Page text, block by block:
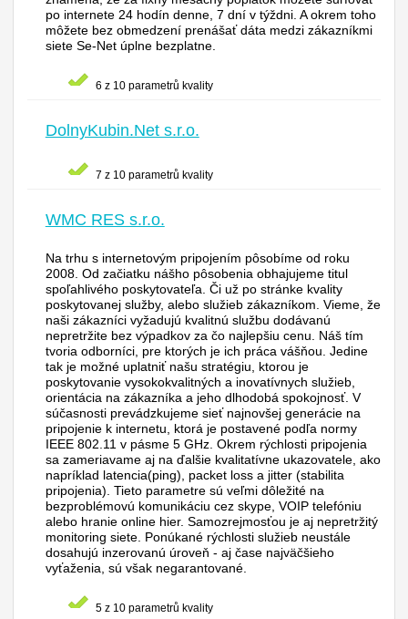
po internete 24 hodín denne, 7 dní v týždni. A okrem toho
môžete bez obmedzení prenášať dáta medzi zákazníkmi
siete Se-Net úplne bezplatne.
6 z 10 parametrů kvality
DolnyKubin.Net s.r.o.
7 z 10 parametrů kvality
WMC RES s.r.o.
Na trhu s internetovým pripojením pôsobíme od roku
2008. Od začiatku nášho pôsobenia obhajujeme titul
spoľahlivého poskytovateľa. Či už po stránke kvality
poskytovanej služby, alebo služieb zákazníkom. Vieme, že
naši zákazníci vyžadujú kvalitnú službu dodávanú
nepretržite bez výpadkov za čo najlepšiu cenu. Náš tím
tvoria odborníci, pre ktorých je ich práca vášňou. Jedine
tak je možné uplatniť našu stratégiu, ktorou je
poskytovanie vysokokvalitných a inovatívnych služieb,
orientácia na zákazníka a jeho dlhodobá spokojnosť. V
súčasnosti prevádzkujeme sieť najnovšej generácie na
pripojenie k internetu, ktorá je postavené podľa normy
IEEE 802.11 v pásme 5 GHz. Okrem rýchlosti pripojenia
sa zameriavame aj na ďalšie kvalitatívne ukazovatele, ako
napríklad latencia(ping), packet loss a jitter (stabilita
pripojenia). Tieto parametre sú veľmi dôležité na
bezproblémovú komunikáciu cez skype, VOIP telefóniu
alebo hranie online hier. Samozrejmosťou je aj nepretržitý
monitoring siete. Ponúkané rýchlosti služieb neustále
dosahujú inzerovanú úroveň - aj čase najväčšieho
vyťaženia, sú však negarantované.
5 z 10 parametrů kvality